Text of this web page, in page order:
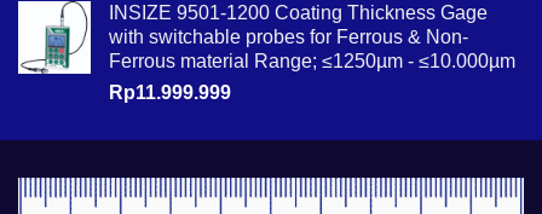
INSIZE 9501-1200 Coating Thickness Gage
with switchable probes for Ferrous & Non-
Ferrous material Range; ≤1250µm - ≤10.000µm
Rp11.999.999